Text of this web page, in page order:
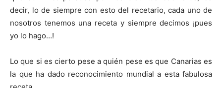
decir, lo de siempre con esto del recetario, cada uno de
nosotros tenemos una receta y siempre decimos ¡pues
yo lo hago…!
Lo que si es cierto pese a quién pese es que Canarias es
la que ha dado reconocimiento mundial a esta fabulosa